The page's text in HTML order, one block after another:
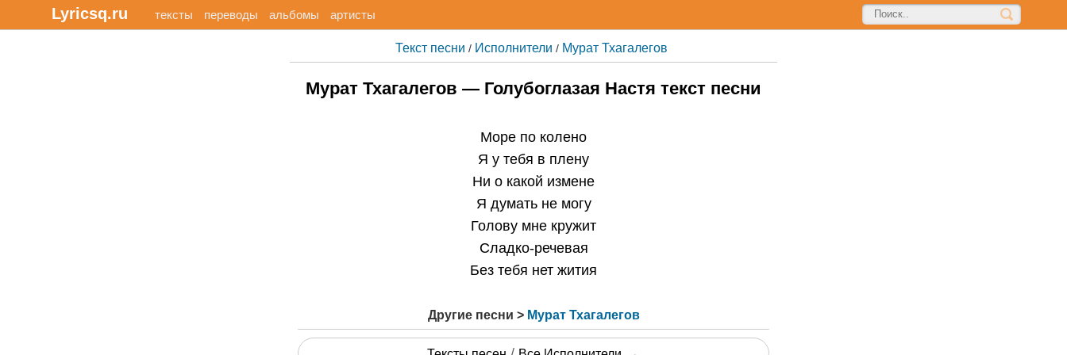
Lyricsq.ru тексты переводы альбомы артисты
Текст песни / Исполнители / Мурат Тхагалегов
Мурат Тхагалегов — Голубоглазая Настя текст песни
Море по колено
Я у тебя в плену
Ни о какой измене
Я думать не могу
Голову мне кружит
Сладко-речевая
Без тебя нет жития
Другие песни > Мурат Тхагалегов